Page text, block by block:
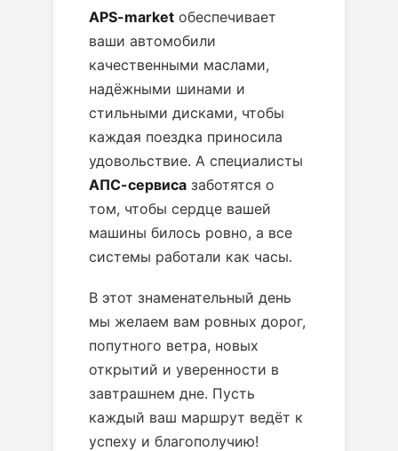
APS-market обеспечивает
ваши автомобили
качественными маслами,
надёжными шинами и
стильными дисками, чтобы
каждая поездка приносила
удовольствие. А специалисты
АПС-сервиса заботятся о
том, чтобы сердце вашей
машины билось ровно, а все
системы работали как часы.
В этот знаменательный день
мы желаем вам ровных дорог,
попутного ветра, новых
открытий и уверенности в
завтрашнем дне. Пусть
каждый ваш маршрут ведёт к
успеху и благополучию!